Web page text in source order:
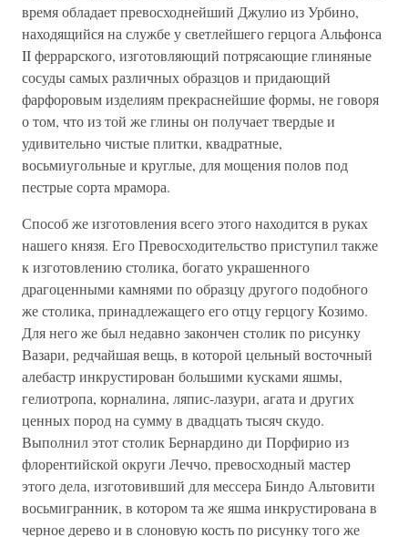
время обладает превосходнейший Джулио из Урбино,
находящийся на службе у светлейшего герцога Альфонса
II феррарского, изготовляющий потрясающие глиняные
сосуды самых различных образцов и придающий
фарфоровым изделиям прекраснейшие формы, не говоря
о том, что из той же глины он получает твердые и
удивительно чистые плитки, квадратные,
восьмиугольные и круглые, для мощения полов под
пестрые сорта мрамора.
Способ же изготовления всего этого находится в руках
нашего князя. Его Превосходительство приступил также
к изготовлению столика, богато украшенного
драгоценными камнями по образцу другого подобного
же столика, принадлежащего его отцу герцогу Козимо.
Для него же был недавно закончен столик по рисунку
Вазари, редчайшая вещь, в которой цельный восточный
алебастр инкрустирован большими кусками яшмы,
гелиотропа, корналина, ляпис-лазури, агата и других
ценных пород на сумму в двадцать тысяч скудо.
Выполнил этот столик Бернардино ди Порфирио из
флорентийской округи Леччо, превосходный мастер
этого дела, изготовивший для мессера Биндо Альтовити
восьмигранник, в котором та же яшма инкрустирована в
черное дерево и в слоновую кость по рисунку того же